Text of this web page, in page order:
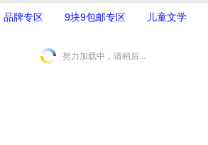
品牌专区 9块9包邮专区 儿童文学
努力加载中，请稍后...